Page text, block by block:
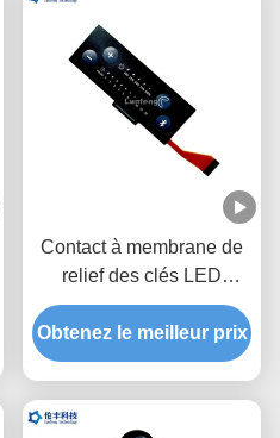
Contact à membrane de
relief des clés LED
d'ANIMAL FAMILIER,
clavier numérique fait sur
commande de membrane
Obtenez le meilleur prix